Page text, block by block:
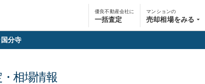
優良不動産会社に
一括査定
マンションの
売却相場をみる
分寺
相場情報